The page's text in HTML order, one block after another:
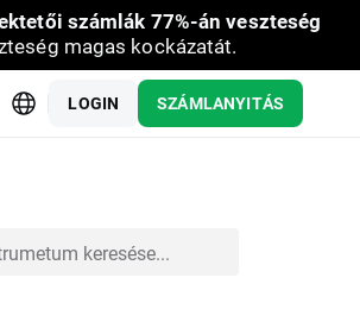
számlák 77%-án veszteség
magas kockázatát.
LOGIN SZÁMLANYITÁS